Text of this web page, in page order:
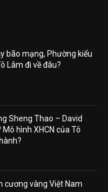
bão mạng, Phường kiểu
Lâm đi về đâu?
Sheng Thao – David
Mô hình XHCN của Tô
cương vàng Việt Nam